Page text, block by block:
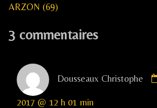
l’article
post:
ARZON (69)
3 commentaires
Dousseaux Christophe
2017 @ 12 h 01 min